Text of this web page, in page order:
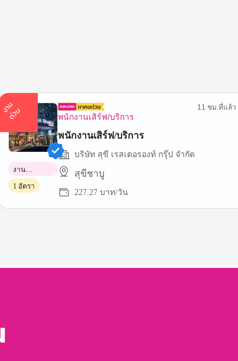
ง
า
น
ด่
ว
น พนักงานเสิร์ฟ/บริการ
11 ชม.ที่แล้ว
พนักงานเสิร์ฟ/บริการ
บริษัท สุขี เรสเตอรองท์ กรุ๊ป จำกัด
สุขีชาบู
227.27 บาท/วัน
งาน
พาร์ทไทม์
1 อัตรา